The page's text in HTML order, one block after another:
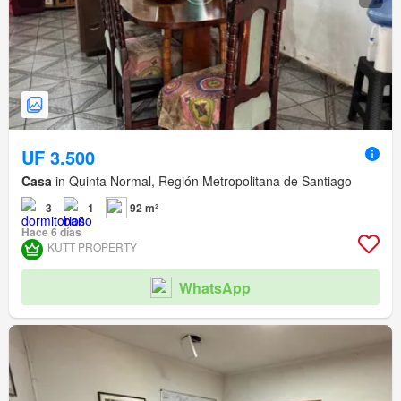
UF 3.500
Casa in Quinta Normal, Región Metropolitana de Santiago
3 1
92 m²
Hace 6 días
KUTT PROPERTY
WhatsApp